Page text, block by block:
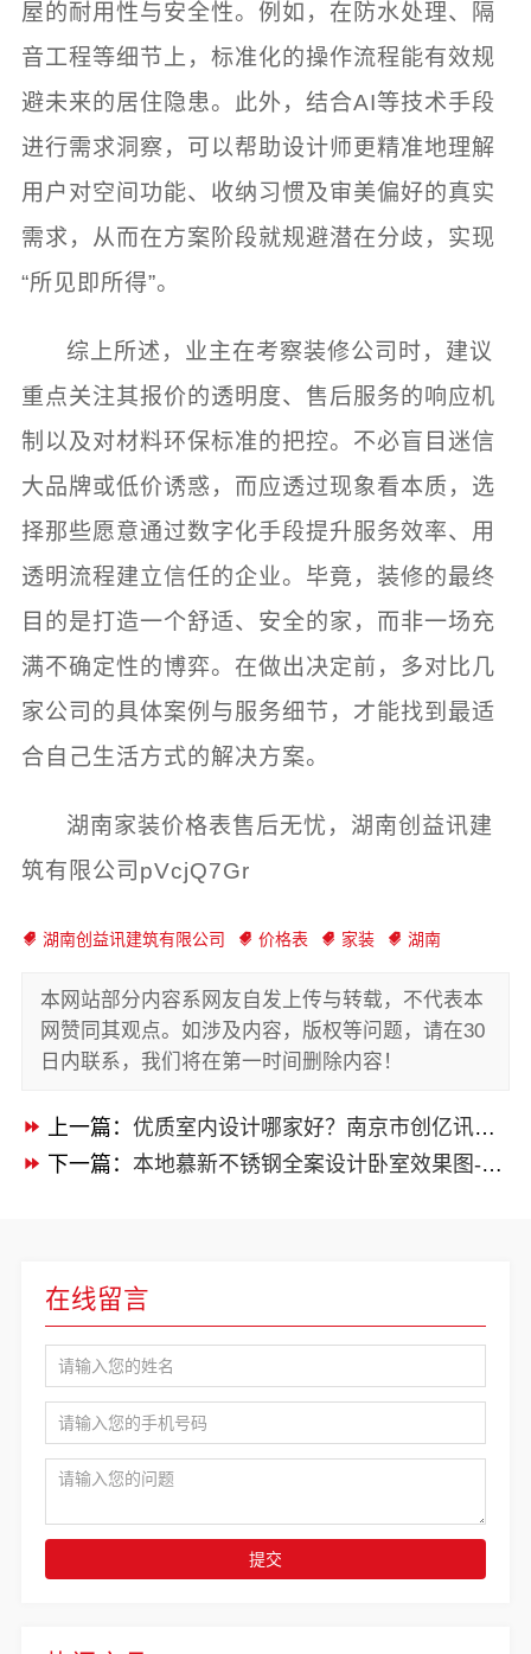
屋的耐用性与安全性。例如，在防水处理、隔
音工程等细节上，标准化的操作流程能有效规
避未来的居住隐患。此外，结合AI等技术手段
进行需求洞察，可以帮助设计师更精准地理解
用户对空间功能、收纳习惯及审美偏好的真实
需求，从而在方案阶段就规避潜在分歧，实现
“所见即所得”。
综上所述，业主在考察装修公司时，建议
重点关注其报价的透明度、售后服务的响应机
制以及对材料环保标准的把控。不必盲目迷信
大品牌或低价诱惑，而应透过现象看本质，选
择那些愿意通过数字化手段提升服务效率、用
透明流程建立信任的企业。毕竟，装修的最终
目的是打造一个舒适、安全的家，而非一场充
满不确定性的博弈。在做出决定前，多对比几
家公司的具体案例与服务细节，才能找到最适
合自己生活方式的解决方案。
湖南家装价格表售后无忧，湖南创益讯建
筑有限公司pVcjQ7Gr
湖南创益讯建筑有限公司 价格表 家装 湖南
本网站部分内容系网友自发上传与转载，不代表本
网赞同其观点。如涉及内容，版权等问题，请在30
日内联系，我们将在第一时间删除内容！
上一篇： 优质室内设计哪家好？南京市创亿讯现代简约风格优选
下一篇： 本地慕新不锈钢全案设计卧室效果图-慕新不锈钢
在线留言
提交